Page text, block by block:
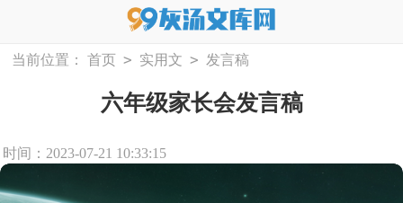
当前位置： 首页 > 实用文 > 发言稿
六年级家长会发言稿
时间：2023-07-21 10:33:15